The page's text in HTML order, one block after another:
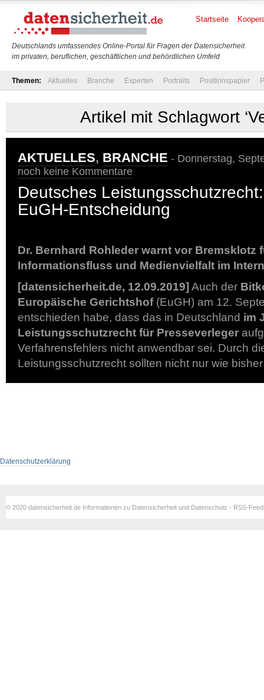
Deutschlands umfassendes Online-Portal für Fragen der Datensicherheit
im privaten, beruflichen, geschäftlichen und behördlichen Umfeld
Startseite
Themen: Aktuelles Branche Experten Portraits Positionspapier
Artikel mit Schlagwort
AKTUELLES, BRANCHE - Donnerstag,
noch keine Kommentare
Deutsches
EuGH-Entscheidung
Dr. Bernhard Rohleder warnt vor Bremsklotz
Informationsfluss und Medienvielfalt im
[datensicherheit.de, 12.09.2019] Auch der
Europäische Gerichtshof(EuGH) am 12.
entschieden habe, dass das in Deutschland im
Leistungsschutzrecht für Presseverleger
Verfahrensfehlers nicht anwendbar sei. Durch
Leistungsschutzrecht sollten nicht nur wie
Datenschutzerklärung
© 2020 datensicherheit.de Informationen zu Datensicherheit und Datenschutz - RSS-